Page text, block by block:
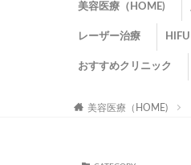
美容医療（HOME)
レーザー治療 HIFU
おすすめクリニック
美容医療（HOME)